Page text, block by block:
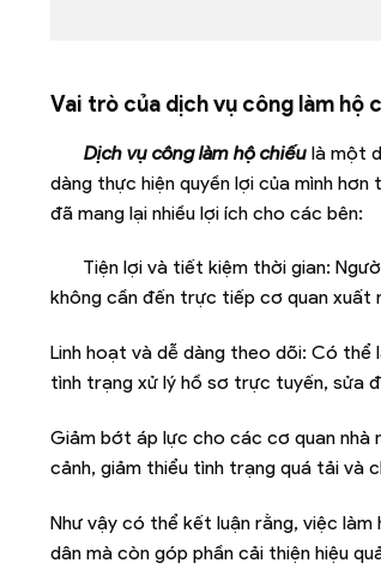
Vai trò của dịch vụ công làm hộ
Dịch vụ công làm hộ chiếu là một
dàng thực hiện quyền lợi của mình
đã mang lại nhiều lợi ích cho các bên:
Tiện lợi và tiết kiệm thời gian:
không cần đến trực tiếp cơ quan xuất
Linh hoạt và dễ dàng theo dõi: Có
tình trạng xử lý hồ sơ trực tuyến, sửa
Giảm bớt áp lực cho các cơ quan nhà
cảnh, giảm thiểu tình trạng quá tải và
Như vậy có thể kết luận rằng, việc
dân mà còn góp phần cải thiện hiệu